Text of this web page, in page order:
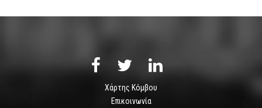
Χάρτης Κόμβου
Επικοινωνία